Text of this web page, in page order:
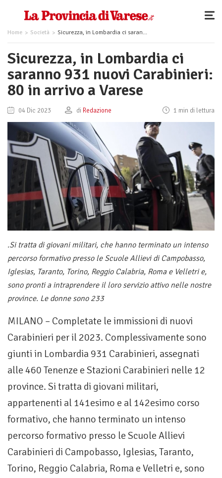
Home Società Sicurezza, in Lombardia ci saranno 931 nuovi Carabinieri: 80 in arrivo a Varese
Sicurezza, in Lombardia ci
saranno 931 nuovi Carabinieri:
80 in arrivo a Varese
04 Dic 2023 di Redazione 1 min di lettura
.Si tratta di giovani militari, che hanno terminato un intenso
percorso formativo presso le Scuole Allievi di Campobasso,
Iglesias, Taranto, Torino, Reggio Calabria, Roma e Velletri e,
sono pronti a intraprendere il loro servizio attivo nelle nostre
province. Le donne sono 233
MILANO – Completate le immissioni di nuovi
Carabinieri per il 2023. Complessivamente sono
giunti in Lombardia 931 Carabinieri, assegnati
alle 460 Tenenze e Stazioni Carabinieri nelle 12
province. Si tratta di giovani militari,
appartenenti al 141esimo e al 142esimo corso
formativo, che hanno terminato un intenso
percorso formativo presso le Scuole Allievi
Carabinieri di Campobasso, Iglesias, Taranto,
Torino, Reggio Calabria, Roma e Velletri e, sono